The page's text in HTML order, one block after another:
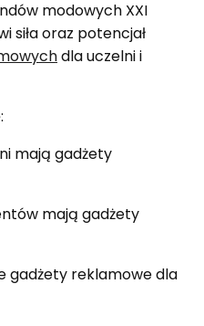
modowych XXI
siła oraz potencjał
dla uczelni i
mają gadżety
mają gadżety
gadżety reklamowe dla